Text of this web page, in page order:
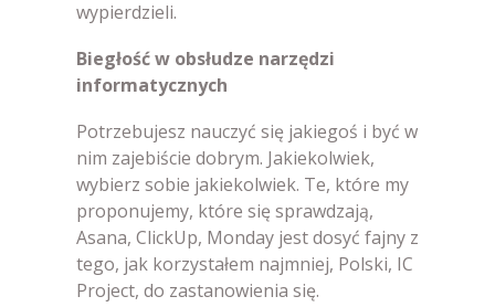
wypierdzieli.
Biegłość w obsłudze narzędzi
informatycznych
Potrzebujesz nauczyć się jakiegoś i być w
nim zajebiście dobrym. Jakiekolwiek,
wybierz sobie jakiekolwiek. Te, które my
proponujemy, które się sprawdzają,
Asana, ClickUp, Monday jest dosyć fajny z
tego, jak korzystałem najmniej, Polski, IC
Project, do zastanowienia się.